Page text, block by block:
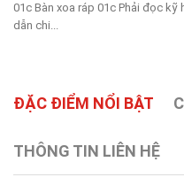
01c Bàn xoa ráp 01c Phải đọc
dẫn chi...
ĐẶC ĐIỂM NỔI BẬT
THÔNG TIN LIÊN HỆ